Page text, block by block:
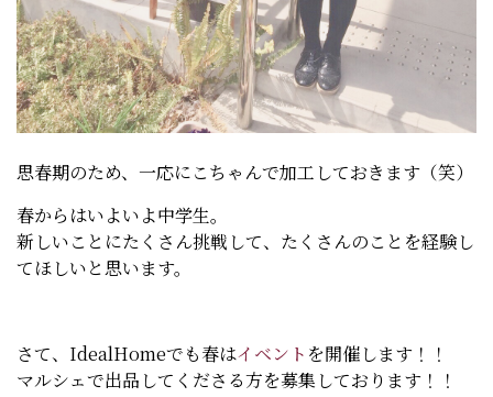
思春期のため、一応にこちゃんで加工しておきます（笑）
春からはいよいよ中学生。
新しいことにたくさん挑戦して、たくさんのことを経験し
てほしいと思います。
さて、IdealHomeでも春はイベント を開催します！！
マルシェで出品してくださる方を募集しております！！